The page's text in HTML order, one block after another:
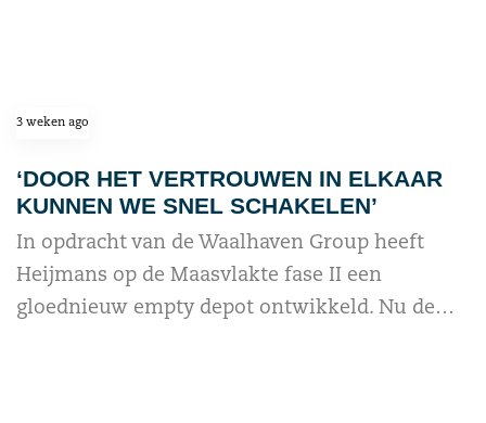
3 weken ago
‘DOOR HET VERTROUWEN IN ELKAAR
KUNNEN WE SNEL SCHAKELEN’
In opdracht van de Waalhaven Group heeft
Heijmans op de Maasvlakte fase II een
gloednieuw empty depot ontwikkeld. Nu de…